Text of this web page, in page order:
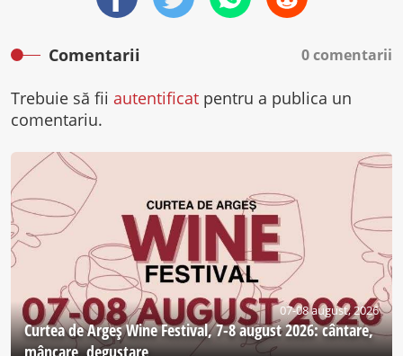
Comentarii 0 comentarii
Trebuie să fii autentificat pentru a publica un
comentariu.
07-08 august, 2026
Curtea de Argeş Wine Festival, 7-8 august 2026: cântare,